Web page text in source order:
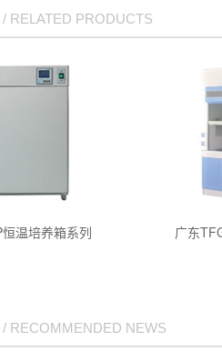
/ RELATED PRODUCTS
温培养箱系列 广东
/ RECOMMENDED NEWS